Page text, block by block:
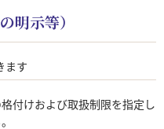
明示等）
ます
付けおよび取扱制限を指定し